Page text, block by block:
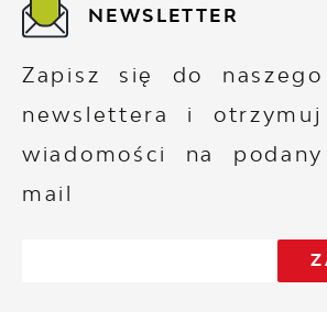
NEWSLETTER
Zapisz się do naszego
newslettera i otrzymuj
wiadomości na
mail